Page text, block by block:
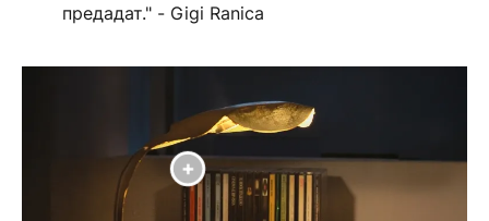
предадат." - Gigi Ranica